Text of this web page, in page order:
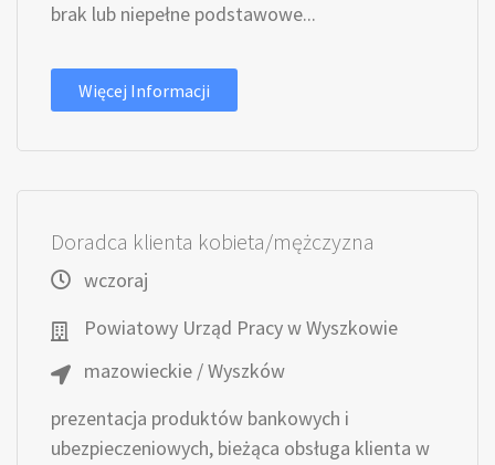
brak lub niepełne podstawowe...
Więcej Informacji
Doradca klienta kobieta/mężczyzna
wczoraj
Powiatowy Urząd Pracy w Wyszkowie
mazowieckie / Wyszków
prezentacja produktów bankowych i
ubezpieczeniowych, bieżąca obsługa klienta w